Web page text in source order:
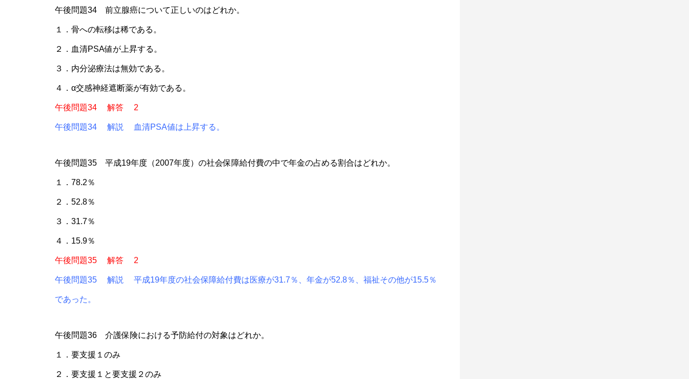
午後問題34 前立腺癌について正しいのはどれか。
１．骨への転移は稀である。
２．血清PSA値が上昇する。
３．内分泌療法は無効である。
４．α交感神経遮断薬が有効である。
午後問題34 解答 2
午後問題34 解説 血清PSA値は上昇する。
午後問題35 平成19年度（2007年度）の社会保障給付費の中で年金の占める割合はどれか。
１．78.2％
２．52.8％
３．31.7％
４．15.9％
午後問題35 解答 2
午後問題35 解説 平成19年度の社会保障給付費は医療が31.7％、年金が52.8％、福祉その他が15.5％
であった。
午後問題36 介護保険における予防給付の対象はどれか。
１．要支援１のみ
２．要支援１と要支援２のみ